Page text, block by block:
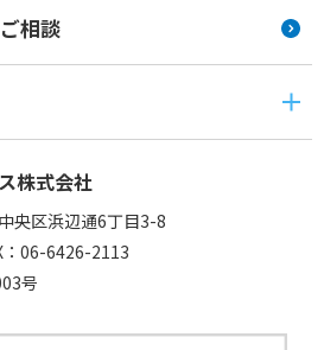
相談
株式会社
央区浜辺通6丁目3-8
06-6426-2113
号